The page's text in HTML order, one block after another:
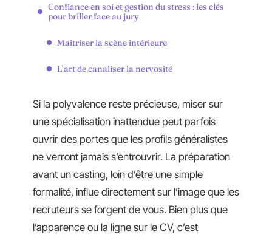
Confiance en soi et gestion du stress : les clés
pour briller face au jury
Maîtriser la scène intérieure
L’art de canaliser la nervosité
Si la polyvalence reste précieuse, miser sur
une spécialisation inattendue peut parfois
ouvrir des portes que les profils généralistes
ne verront jamais s’entrouvrir. La préparation
avant un casting, loin d’être une simple
formalité, influe directement sur l’image que les
recruteurs se forgent de vous. Bien plus que
l’apparence ou la ligne sur le CV, c’est